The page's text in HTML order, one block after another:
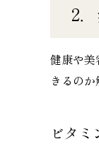
2
健康や
きるのか
ビタミ